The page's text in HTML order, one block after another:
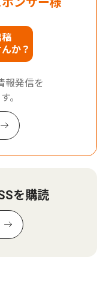
稿
か？
報発信を
。
を購読